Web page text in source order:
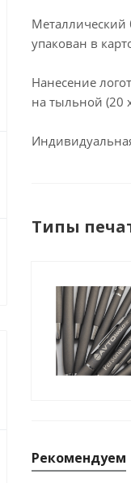
упакован в
Нанесение
на тыльной (20
Типы
Рекомендуем